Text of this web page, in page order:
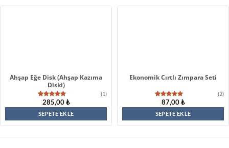
Ahşap Eğe Disk (Ahşap Kazıma
Diski)
müşteri
puanına
dayanarak
5.00puan
(1)
285,00₺
SEPETE EKLE
Ekonomik Cırtlı Zımpara Seti
müşteri
puanına
dayanarak
5.00puan
(2)
87,00₺
SEPETE EKLE